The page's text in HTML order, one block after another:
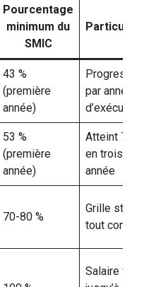
Pourcentage
minimum du
SMIC
43 %
(première
année)
par année
d’exécution
53 %
(première
année)
Atteint 78 %
en
année
70-80 %
Grille stable
tout contrat
Salaire fixe